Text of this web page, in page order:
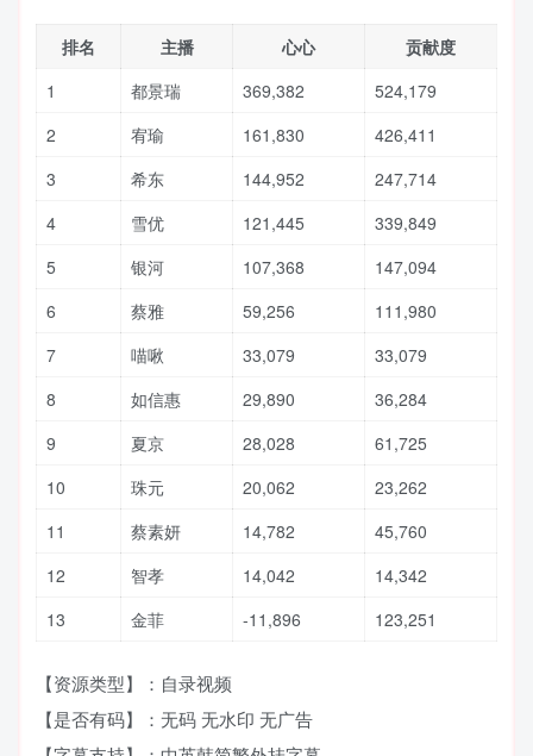
排名 主播 心心
贡献度
1
都景瑞 369,382
524,179
2
宥瑜 161,830
426,411
3
希东 144,952
247,714
4
雪优 121,445
339,849
5
银河 107,368
147,094
6
蔡雅 59,256
111,980
7
喵啾 33,079
33,079
8
如信惠 29,890
36,284
9
夏京 28,028
61,725
10
珠元 20,062
23,262
11
蔡素妍 14,782
45,760
12
智孝 14,042
14,342
13
金菲 -11,896 123,251
【资源类型】：自录视频
【是否有码】：无码 无水印 无广告